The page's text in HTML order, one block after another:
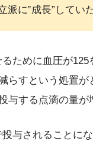
派に‟成長”してい
ために血圧が
らすという処置
与する点滴の量が
与されることに